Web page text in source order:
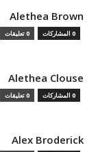
Alethea Brown
0 المشاركات 0 تعليقات
Alethea Clouse
0 المشاركات 0 تعليقات
Alex Broderick